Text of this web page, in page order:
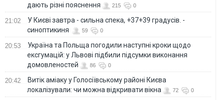
дають різні пояснення
215 0
21:02
У Києві завтра - сильна спека, +37+39 градусів. -
синоптикиня
59 0
20:53
Україна та Польща погодили наступні кроки щодо
ексгумацій: у Львові підбили підсумки виконання
домовленостей
86 0
20:42
Витік аміаку у Голосіївському районі Києва
локалізували: чи можна відкривати вікна
72 0